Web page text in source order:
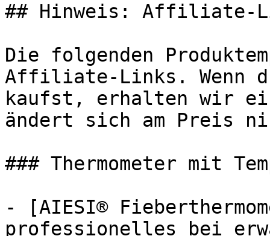
## Hinweis: Affiliate-
Die folgenden
Affiliate-Links. Wenn
kaufst, erhalten wir
ändert sich am Preis
### Thermometer mit
- [AIESI®
professionelles bei